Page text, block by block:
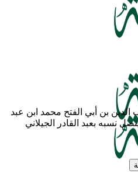
بن أبي الفتح محمد ابن عبد
نسبه بعبد القادر الجيلاني